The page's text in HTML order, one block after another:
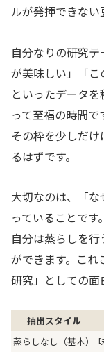
ルが発揮できない
自分なりの研究
が美味しい」「こ
といったデータ
って至福の時間
その枠を少しだ
るはずです。
大切なのは、「
っていることで
自分は蒸らしを
ができます。これ
研究」としての面
抽出スタイル
蒸らしなし（基本）